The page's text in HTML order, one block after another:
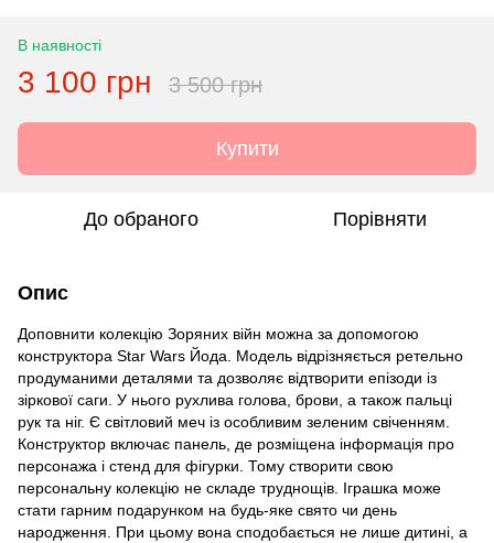
В наявності
3 100 грн 3 500 грн
Купити
До обраного Порівняти
Опис
Доповнити колекцію Зоряних війн можна за допомогою
конструктора Star Wars Йода. Модель відрізняється ретельно
продуманими деталями та дозволяє відтворити епізоди із
зіркової саги. У нього рухлива голова, брови, а також пальці
рук та ніг. Є світловий меч із особливим зеленим свіченням.
Конструктор включає панель, де розміщена інформація про
персонажа і стенд для фігурки. Тому створити свою
персональну колекцію не складе труднощів. Іграшка може
стати гарним подарунком на будь-яке свято чи день
народження. При цьому вона сподобається не лише дитині, а